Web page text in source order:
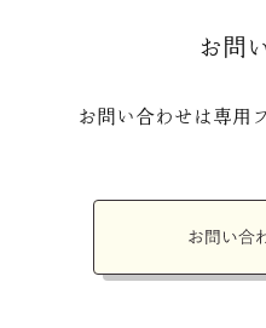
お問
お問い合わせは専用